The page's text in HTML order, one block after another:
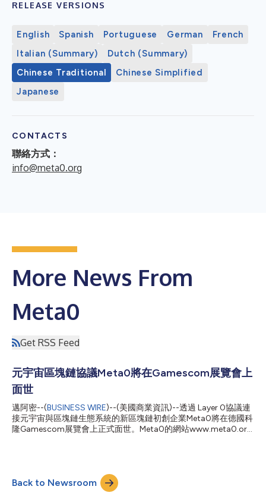
RELEASE VERSIONS
English Spanish Portuguese German
French
Italian (Summary)
Dutch (Summary)
Chinese Traditional
Chinese Simplified
Japanese
CONTACTS
聯絡方式：
info@meta0.org
More News From
Meta0
Get RSS Feed
元宇宙區塊鏈協議Meta0將在Gamescom展覽會上
面世
邁阿密--(BUSINESS WIRE)--(美國商業資訊)--透過 Layer 0協議連
接元宇宙與區塊鏈生態系統的新區塊鏈初創企業Meta0將在德國科
隆Gamescom展覽會上正式面世。Meta0的網站www.meta0.org
為基礎的解決方案，排除了區塊鏈整合的技術複雜性，而且該解決
方案還提供跨鏈支援。 Meta0科技長Inal Kardanov表示：「借助
我們的技術，業界不會再出現類似於主機領域的『區塊鏈大戰』。
Back to Newsroom